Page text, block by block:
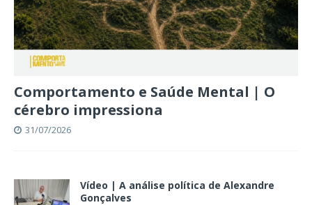
Comportamento e Saúde Mental | O
cérebro impressiona
31/07/2026
Vídeo | A análise política de Alexandre
Gonçalves